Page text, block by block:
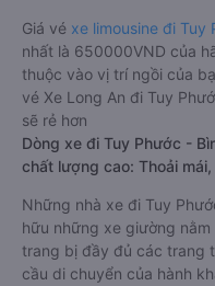
Giá vé xe limousine đi Tuy
nhất là 650000VND của
thuộc vào vị trí ngồi của
vé Xe Long An đi Tuy
sẽ rẻ hơn
Dòng xe đi Tuy Phước -
chất lượng cao: Thoải
Những nhà xe đi Tuy
hữu những xe giường
trang bị đầy đủ các trang
cầu di chuyển của hành